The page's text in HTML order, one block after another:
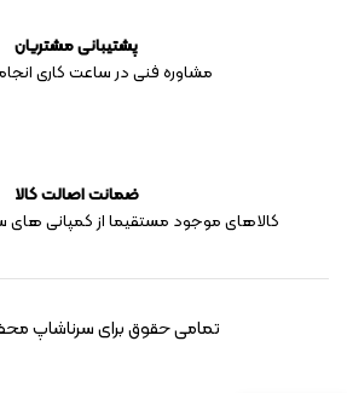
پشتیبانی مشتریان
مشاوره فنی در ساعت کاری
ضمانت اصالت کالا
کالاهای موجود مستقیما از کمپانی های
تمامی حقوق برای سرناشاپ